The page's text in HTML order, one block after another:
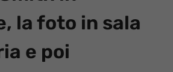
la foto in sala
e poi